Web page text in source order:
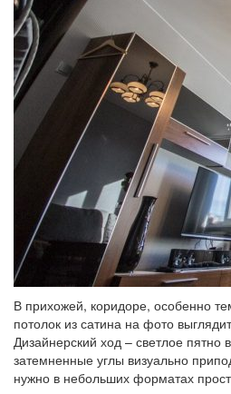
В прихожей, коридоре, особенно
потолок из сатина на фото
Дизайнерский ход – светлое пятно
затемненные углы визуально
нужно в небольших форматах